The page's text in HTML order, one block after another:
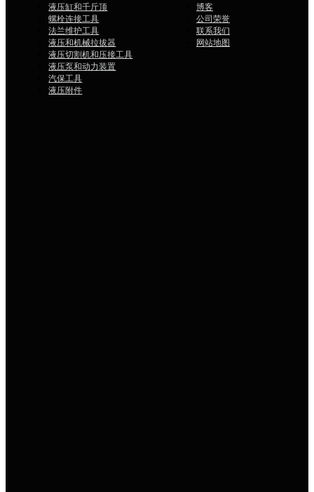
液压缸和千斤顶
螺栓连接工具
法兰维护工具
液压和机械拉拔器
液压切割机和压接工具
液压泵和动力装置
汽保工具
液压附件
博客
公司荣誉
联系我们
网站地图